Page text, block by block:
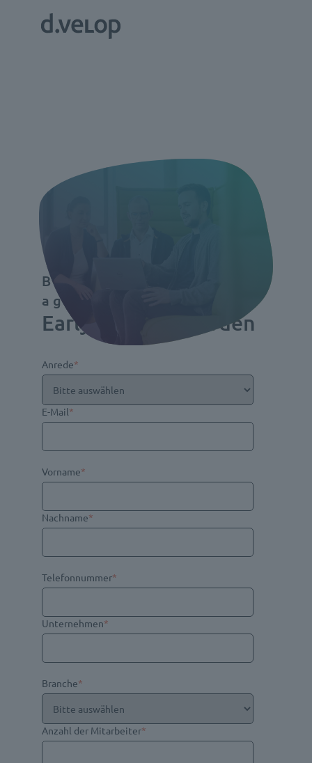
Beta-Version// d.velop
agent center //
Early Adopter werden
Anrede*
E-Mail*
Vorname*
Nachname*
Telefonnummer*
Unternehmen*
Branche*
Anzahl der Mitarbeiter*